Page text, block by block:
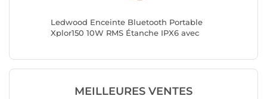
Ledwood Enceinte Bluetooth Portable
Xplor150 10W RMS Étanche IPX6 avec
MEILLEURES VENTES